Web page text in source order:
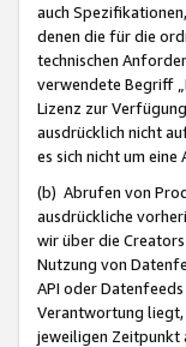
auch
denen die für die
technischen
verwendete Begriff
Lizenz zur
ausdrücklich nicht
es sich nicht um
(b) Abrufen von
ausdrückliche
wir über die
Nutzung von
API oder
Verantwortung liegt,
jeweiligen Zeitpunkt